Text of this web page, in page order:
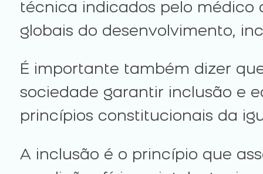
técnica indicados pelo
globais do desenvolvimento,
É importante também dizer
sociedade garantir inclusão e
princípios constitucionais da
A inclusão é o princípio que